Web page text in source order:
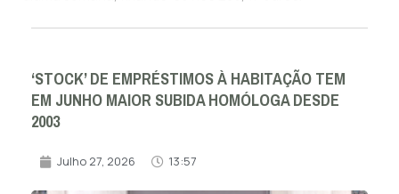
‘STOCK’ DE EMPRÉSTIMOS À HABITAÇÃO TEM
EM JUNHO MAIOR SUBIDA HOMÓLOGA DESDE
2003
Julho 27, 2026 13:57